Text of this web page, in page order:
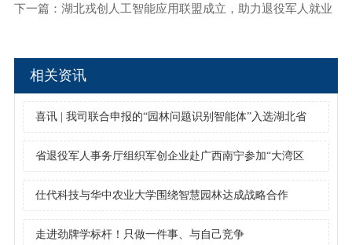
下一篇： 湖北戎创人工智能应用联盟成立，助力退役军人就业
相关资讯
喜讯 | 我司联合申报的“园林问题识别智能体”入选湖北省
省退役军人事务厅组织军创企业赴广西南宁参加“大湾区
大赛活动
仕代科技与华中农业大学围绕智慧园林达成战略合作
走进劲牌学标杆！只做一件事、与自己竞争